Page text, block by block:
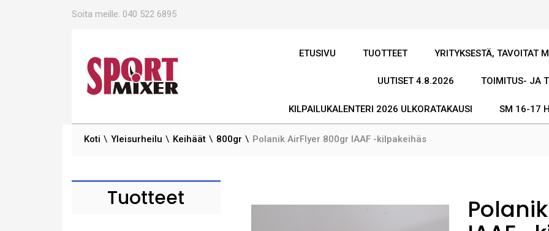
Soita meille: 040 522 6895
ETUSIVU TUOTTEET YRITYKSESTÄ, TAVOITAT
UUTISET 4.8.2026 TOIMITUS- JA
KILPAILUKALENTERI 2026 ULKORATAKAUSI SM 16-17
Koti Yleisurheilu Keihäät 800gr Polanik AirFlyer 800gr IAAF -kilpakeihäs
Tuotteet